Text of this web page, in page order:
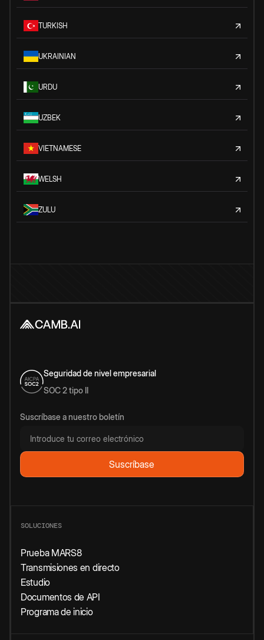
TURKISH
UKRAINIAN
URDU
UZBEK
VIETNAMESE
WELSH
ZULU
Seguridad de nivel empresarial
SOC 2 tipo II
Suscríbase a nuestro boletín
SOLUCIONES
Prueba MARS8
Transmisiones en directo
Estudio
Documentos de API
Programa de inicio